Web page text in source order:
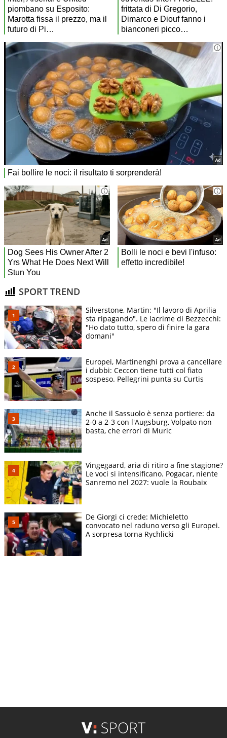
SPORT TREND
Silverstone, Martin: "Il lavoro di Aprilia
sta ripagando". Le lacrime di Bezzecchi:
"Ho dato tutto, spero di finire la gara
domani"
Europei, Martinenghi prova a cancellare
i dubbi: Ceccon tiene tutti col fiato
sospeso. Pellegrini punta su Curtis
Anche il Sassuolo è senza portiere: da
2-0 a 2-3 con l'Augsburg, Volpato non
basta, che errori di Muric
Vingegaard, aria di ritiro a fine stagione?
Le voci si intensificano. Pogacar, niente
Sanremo nel 2027: vuole la Roubaix
De Giorgi ci crede: Michieletto
convocato nel raduno verso gli Europei.
A sorpresa torna Rychlicki